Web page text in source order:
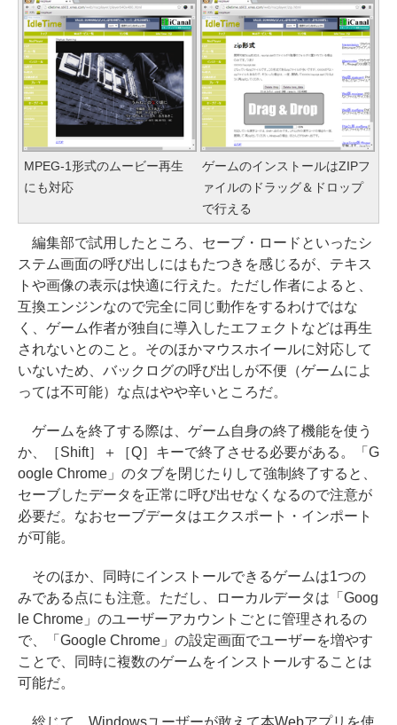
MPEG-1形式のムービー再生
にも対応
ゲームのインストールはZIPフ
ァイルのドラッグ＆ドロップ
で行える
編集部で試用したところ、セーブ・ロードといったシ
ステム画面の呼び出しにはもたつきを感じるが、テキス
トや画像の表示は快適に行えた。ただし作者によると、
互換エンジンなので完全に同じ動作をするわけではな
く、ゲーム作者が独自に導入したエフェクトなどは再生
されないとのこと。そのほかマウスホイールに対応して
いないため、バックログの呼び出しが不便（ゲームによ
っては不可能）な点はやや辛いところだ。
ゲームを終了する際は、ゲーム自身の終了機能を使う
か、［Shift］＋［Q］キーで終了させる必要がある。「G
oogle Chrome」のタブを閉じたりして強制終了すると、
セーブしたデータを正常に呼び出せなくなるので注意が
必要だ。なおセーブデータはエクスポート・インポート
が可能。
そのほか、同時にインストールできるゲームは1つの
みである点にも注意。ただし、ローカルデータは「Goog
le Chrome」のユーザーアカウントごとに管理されるの
で、「Google Chrome」の設定画面でユーザーを増やす
ことで、同時に複数のゲームをインストールすることは
可能だ。